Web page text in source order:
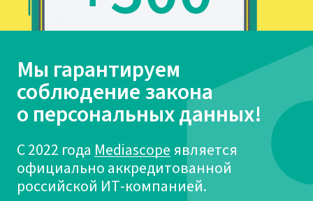
Мы гарантируем
соблюдение закона
о персональных данных!
С 2022 года Mediascopeявляется
официально аккредитованной
российской ИТ-компанией.